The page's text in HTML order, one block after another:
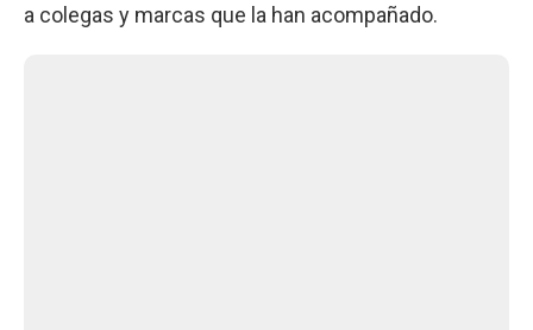
a colegas y marcas que la han acompañado.